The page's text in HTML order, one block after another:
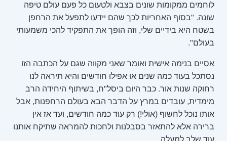
לוחמים ממקומות שונים בצבא ולטעום כל פעם עולם טיפה
שונה. "בסוף האחריות לכך שהם יידעו לתפעל את הרחפן
בשטח היא בידיים שלי, וזה הופך את התפקיד להכי משמעותי
בעולם".
אסיים בנימה אישית ואומר שאני מקווה שגם על הכתבה הזו
נסתכל בעוד כמה שנים או אפילו חודשים והיא תיראה לנו
רחוקה שנות אור. כבר היום ביסל"ח, בשיתוף היחידה הרב
מימדית, עובדים במרץ על הדבר הבא בעולם הרחפנות, אבל
אותו נוכל לחשוף (אולי!) רק עוד כמה חודשים, ועד אז אין
ברירה אלא להתאזר בסבלנות ולחכות להמראה שתיקח אותנו